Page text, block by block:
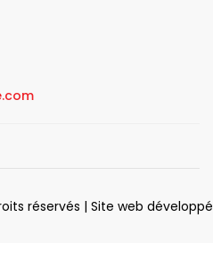
réservés | Site web